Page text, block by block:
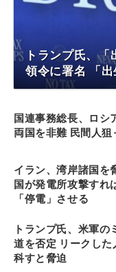
トランプ氏、
領令に署名 「
国連事務総長、ロシ
両国を非難 民間人狙
イラン、湾岸諸国を
国が発電所攻撃すれ
「停電」させる
トランプ氏、米軍の
道を否定 リークし
科すと脅迫